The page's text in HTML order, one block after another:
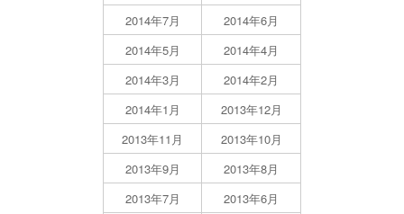
2014年7月
2014年6月
2014年5月
2014年4月
2014年3月
2014年2月
2014年1月
2013年12月
2013年11月
2013年10月
2013年9月
2013年8月
2013年7月
2013年6月